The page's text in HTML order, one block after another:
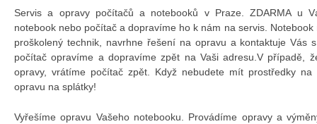
Servis a opravy počítačů a notebooků v Praze. ZDARMA u
notebook nebo počítač a dopravíme ho k nám na servis.
proškolený technik, navrhne řešení na opravu a kontaktuje Vás
počítač opravíme a dopravíme zpět na Vaši adresu.V případě,
opravy, vrátíme počítač zpět. Když nebudete mít prostředky na
opravu na splátky!
Vyřešíme opravu Vašeho notebooku. Provádíme opravy a